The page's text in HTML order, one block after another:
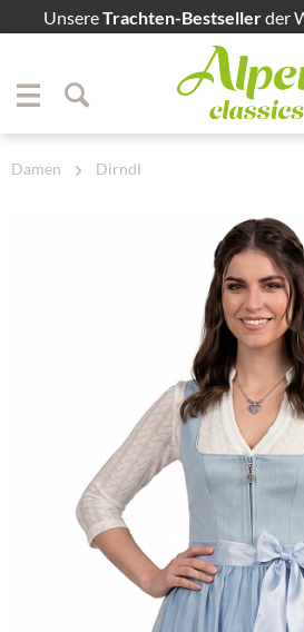
UnsereTrachten-Bestsellerder
Zum
Damen Dirndl